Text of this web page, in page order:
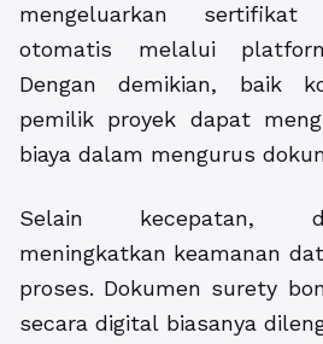
mengeluarkan
otomatis melalui
Dengan demikian, baik
pemilik proyek dapat
biaya dalam mengurus
Selain kecepatan,
meningkatkan keamanan
proses. Dokumen surety
secara digital biasanya